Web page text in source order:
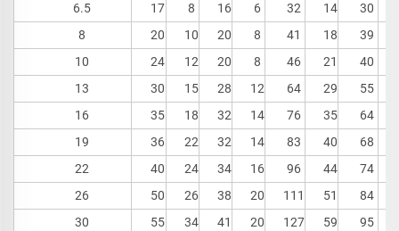
6.5
17 8 16 6 32 14
30
8
20 10 20 8 41 18
39
10
24 12 20 8 46 21
40
13
30 15 28 12 64 29
55
16
35 18 32 14 76 35
64
19
36 22 32 14 83 40
68
22
40 24 34 16 96 44
74
26
50 26 38 20 111 51
84
30
55 34 41 20 127 59
95